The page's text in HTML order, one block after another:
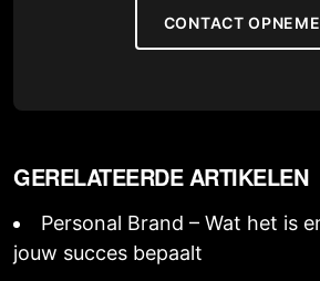
CONTACT
GERELATEERDE ARTIKELEN
Personal Brand – Wat het is
jouw succes bepaalt